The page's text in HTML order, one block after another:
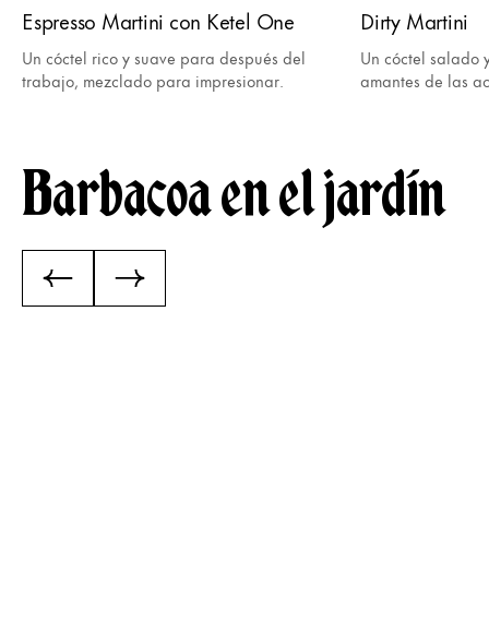
Espresso Martini con Ketel One
Un cóctel rico y suave para después del
trabajo, mezclado para impresionar.
Dirty Martini
Un cóctel salado
amantes de las
Barbacoa en el jardín